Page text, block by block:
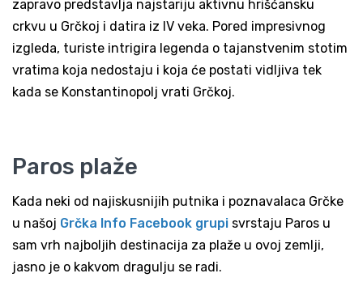
zapravo predstavlja najstariju aktivnu hrišćansku
crkvu u Grčkoj i datira iz IV veka. Pored impresivnog
izgleda, turiste intrigira legenda o tajanstvenim stotim
vratima koja nedostaju i koja će postati vidljiva tek
kada se Konstantinopolj vrati Grčkoj.
Paros plaže
Kada neki od najiskusnijih putnika i poznavalaca Grčke
u našoj Grčka Info Facebook grupi svrstaju Paros u
sam vrh najboljih destinacija za plaže u ovoj zemlji,
jasno je o kakvom dragulju se radi.